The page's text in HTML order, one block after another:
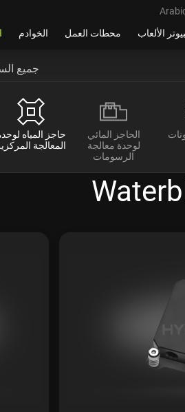
الألعاب
محطات العمل الخوادم
جميع
الحاجز المائي
لوحدة معالجة
الرسومات
حاجز المياه
المعالجة